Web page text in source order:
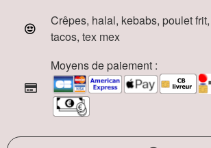
Crêpes, halal, kebabs, poulet
tacos, tex mex
Moyens de paiement :